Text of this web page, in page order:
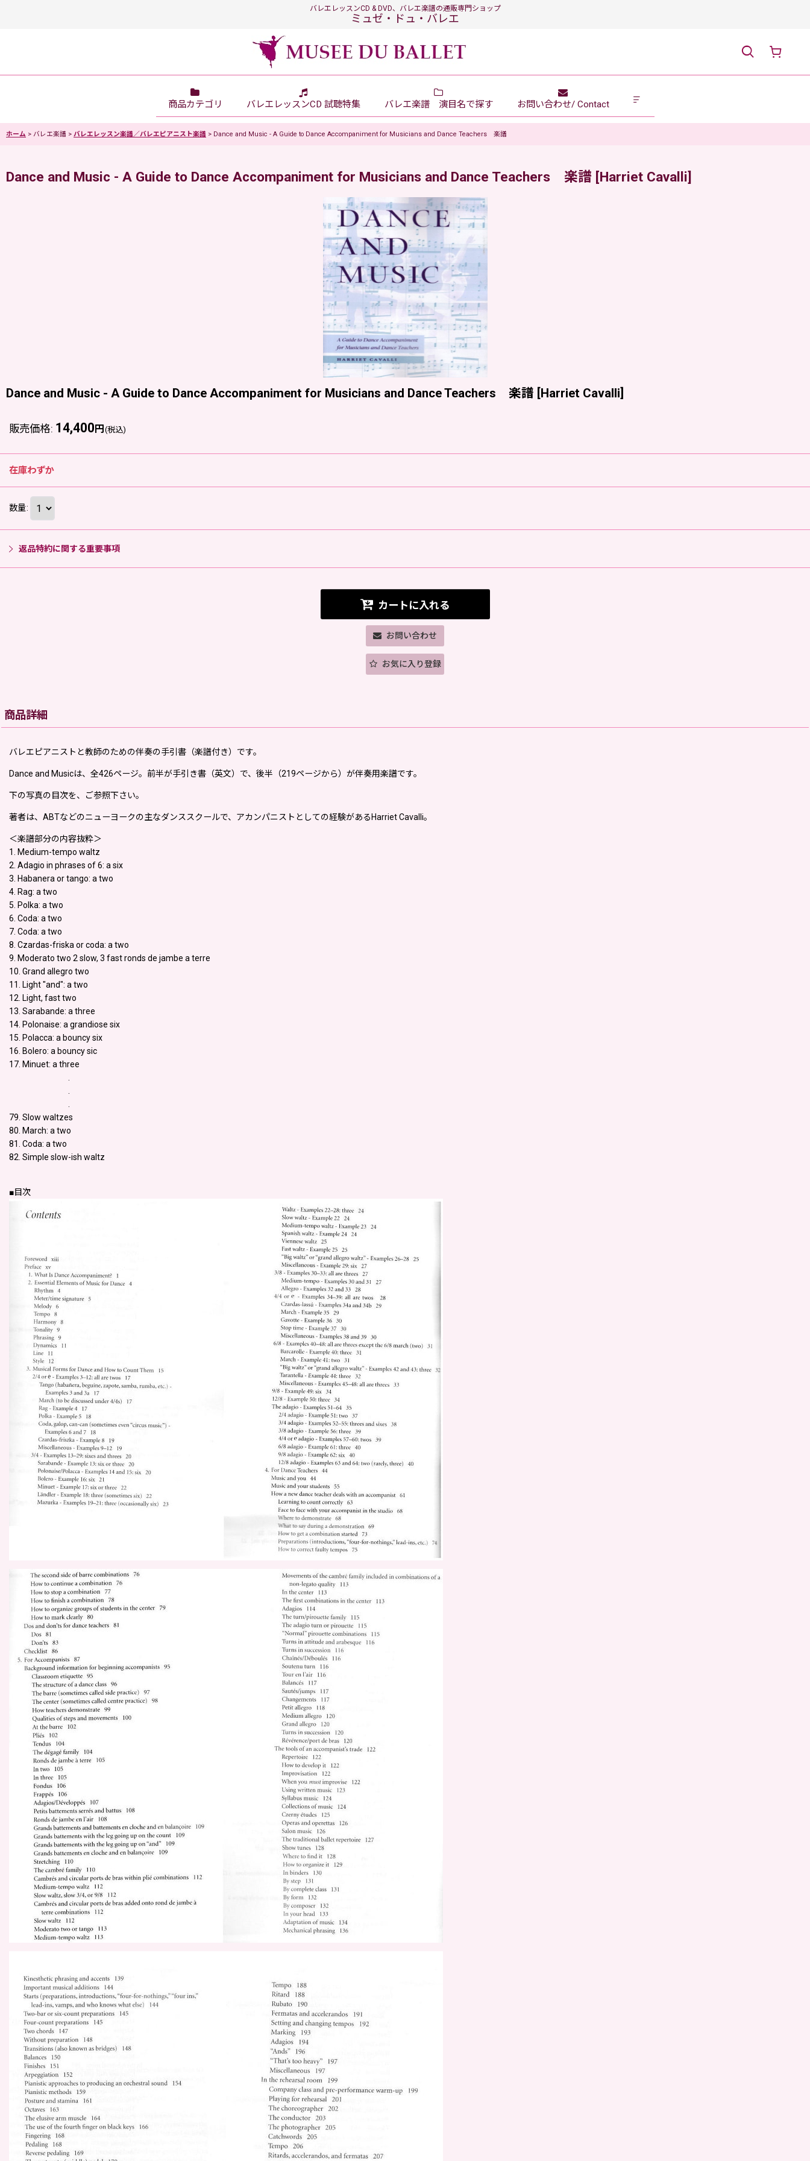
バレエレッスンCD & DVD、バレエ楽譜の通販専門ショップ
ミュゼ・ドュ・バレエ
商品カテゴリ バレエレッスンCD 試聴特集 バレエ楽譜 演目名で探す お問い合わせ/ Contact
ホーム > バレエ楽譜 > バレエレッスン楽譜／バレエピアニスト楽譜 > Dance and Music - A Guide to Dance Accompaniment for Musicians and Dance Teachers 楽譜
Dance and Music - A Guide to Dance Accompaniment for Musicians and Dance Teachers 楽譜 [Harriet Cavalli]
Dance and Music - A Guide to Dance Accompaniment for Musicians and Dance Teachers 楽譜 [Harriet Cavalli]
販売価格: 14,400 円 (税込)
在庫わずか
数量:
返品特約に関する重要事項
カートに入れる
お問い合わせ
お気に入り登録
商品詳細
バレエピアニストと教師のための伴奏の手引書（楽譜付き）です。
Dance and Musicは、全426ページ。前半が手引き書（英文）で、後半（219ページから）が伴奏用楽譜です。
下の写真の目次を、ご参照下さい。
著者は、ABTなどのニューヨークの主なダンススクールで、アカンパニストとしての経験があるHarriet Cavalli。
＜楽譜部分の内容抜粋＞
1. Medium-tempo waltz
2. Adagio in phrases of 6: a six
3. Habanera or tango: a two
4. Rag: a two
5. Polka: a two
6. Coda: a two
7. Coda: a two
8. Czardas-friska or coda: a two
9. Moderato two 2 slow, 3 fast ronds de jambe a terre
10. Grand allegro two
11. Light "and": a two
12. Light, fast two
13. Sarabande: a three
14. Polonaise: a grandiose six
15. Polacca: a bouncy six
16. Bolero: a bouncy sic
17. Minuet: a three
79. Slow waltzes
80. March: a two
81. Coda: a two
82. Simple slow-ish waltz
■目次